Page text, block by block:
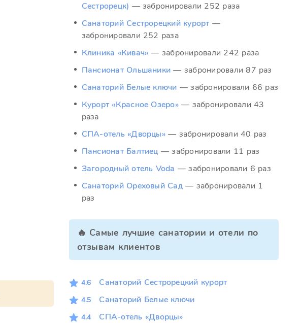
Сестрорецк) — забронировали 252 раза
Санаторий Сестрорецкий курорт —
забронировали 252 раза
Клиника «Кивач» — забронировали 242 раза
Пансионат Ольшаники — забронировали 87 раз
Санаторий Белые ключи — забронировали 66 раз
Курорт «Красное Озеро» — забронировали 43
раза
СПА-отель «Дворцы» — забронировали 40 раз
Пансионат Балтиец — забронировали 11 раз
Загородный отель Voda — забронировали 6 раз
Санаторий Ореховый Сад — забронировали 1
раз
🔥 Самые лучшие санатории и отели по
отзывам клиентов
4.6 Санаторий Сестрорецкий курорт
4.5 Санаторий Белые ключи
4.4 СПА-отель «Дворцы»